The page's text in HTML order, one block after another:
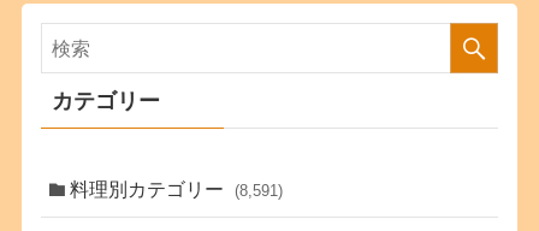
カテゴリー
料理別カテゴリー (8,591)